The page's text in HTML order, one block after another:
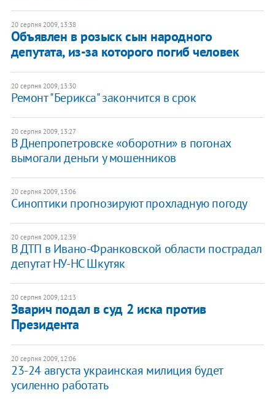
20 серпня 2009, 13:38
Объявлен в розыск сын народного
депутата, из-за которого погиб человек
20 серпня 2009, 13:30
Ремонт "Берикса" закончится в срок
20 серпня 2009, 13:27
В Днепропетровске «оборотни» в погонах
вымогали деньги у мошенников
20 серпня 2009, 13:06
Синоптики прогнозируют прохладную погоду
20 серпня 2009, 12:39
В ДТП в Ивано-Франковской области пострадал
депутат НУ-НС Шкутяк
20 серпня 2009, 12:13
Зварич подал в суд 2 иска против
Президента
20 серпня 2009, 12:06
23-24 августа украинская милиция будет
усиленно работать